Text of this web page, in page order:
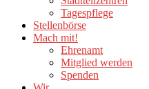
Tagespflege
Stellenbörse
Mach mit!
Ehrenamt
Mitglied werden
Spenden